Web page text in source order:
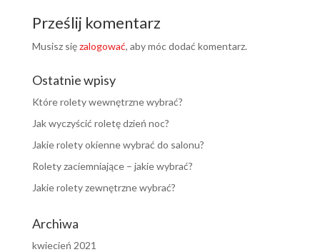
Prześlij komentarz
Musisz sięzalogować, aby móc dodać komentarz.
Ostatnie wpisy
Które rolety wewnętrzne wybrać?
Jak wyczyścić roletę dzień noc?
Jakie rolety okienne wybrać do salonu?
Rolety zaciemniające – jakie wybrać?
Jakie rolety zewnętrzne wybrać?
Archiwa
kwiecień 2021